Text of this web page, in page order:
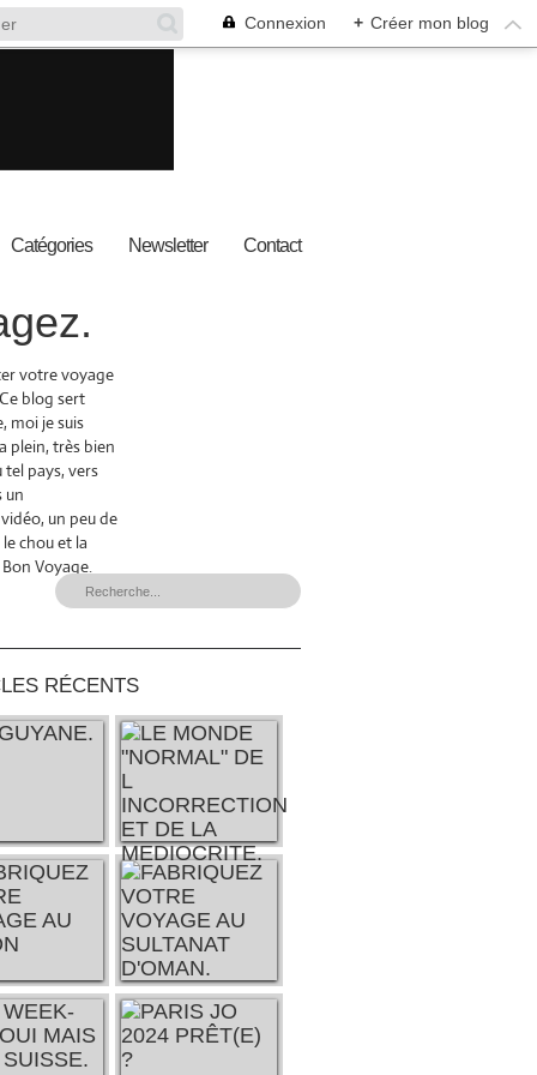
Connexion + Créer mon blog
Catégories Newsletter Contact
votre voyage
blog sert
moi je suis
plein, très bien
pays, vers
un
un peu de
chou et la
Voyage.
RÉCENTS